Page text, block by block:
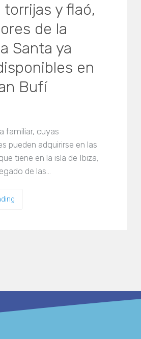
torrijas y flaó,
de la
Santa ya
en
Bufí
familiar, cuyas
pueden adquirirse en las
tiene en la isla de Ibiza,
de las…